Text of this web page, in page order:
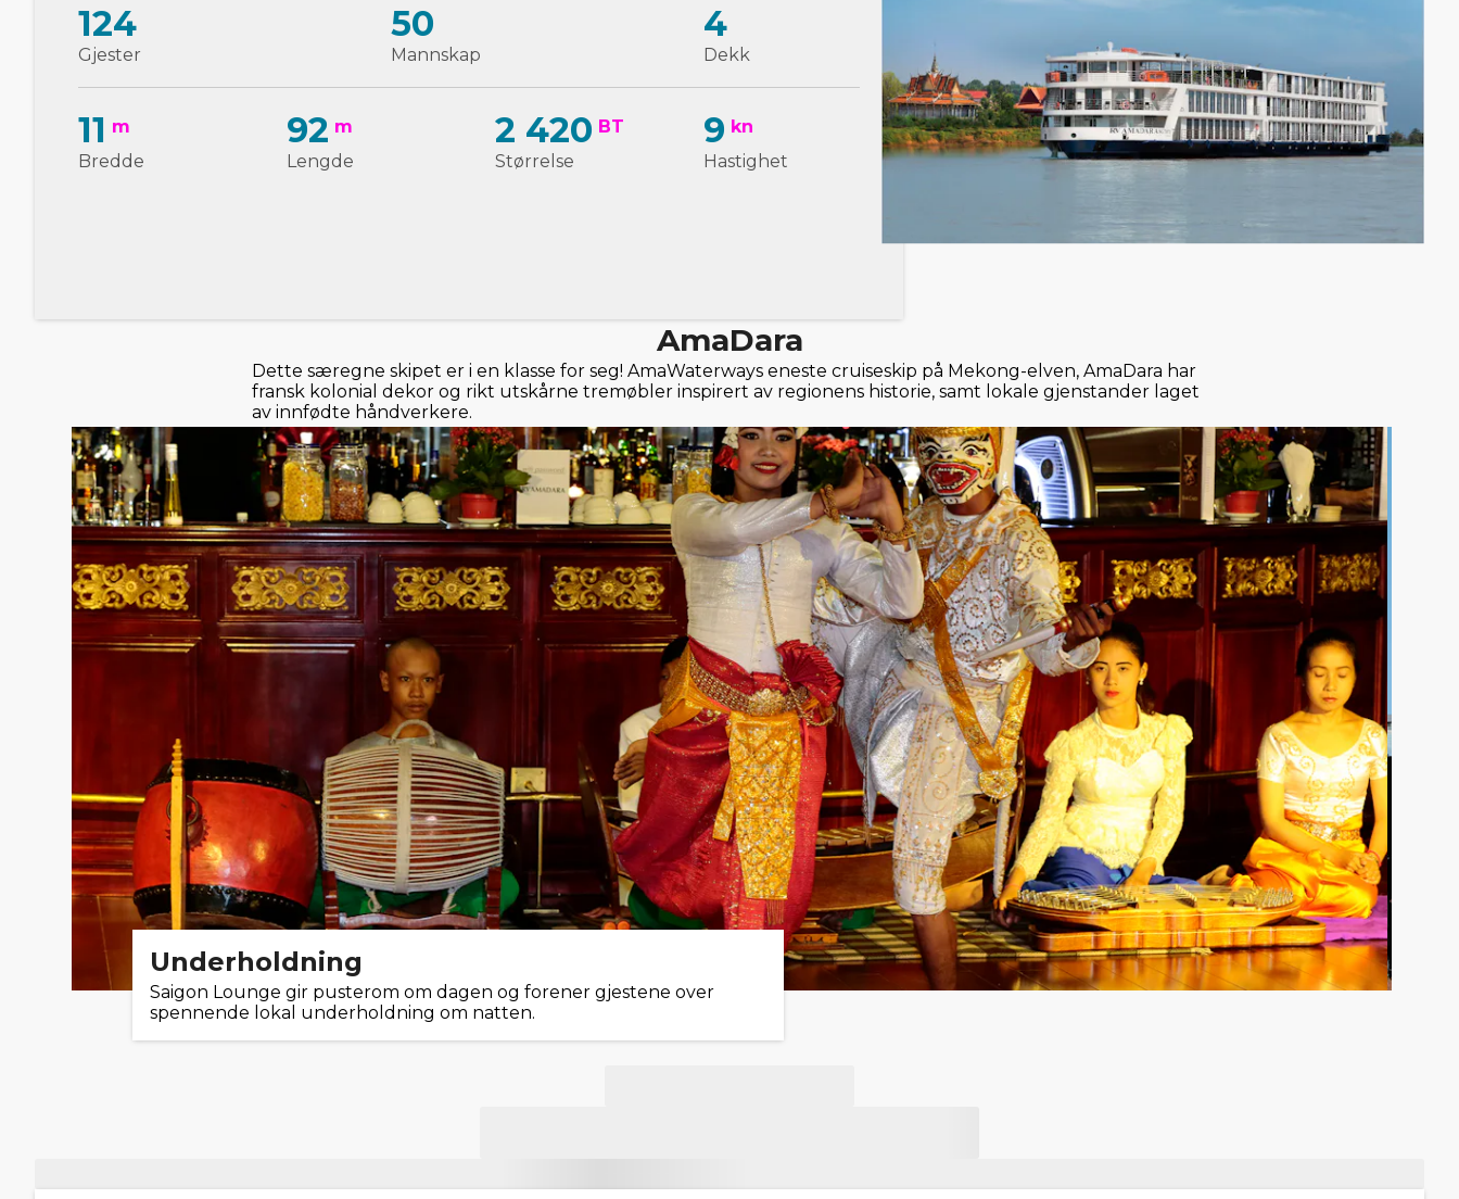
Gjester
124
Mannskap
50
Dekk
4
Bredde
11 m
Lengde
92 m
Størrelse
2 420 BT
Hastighet
9 kn
AmaDara
Dette særegne skipet er i en klasse for seg! AmaWaterways eneste cruiseskip på Mekong-elven, AmaDara har
fransk kolonial dekor og rikt utskårne tremøbler inspirert av regionens historie, samt lokale gjenstander laget
av innfødte håndverkere.
Underholdning
Saigon Lounge gir pusterom om dagen og forener gjestene over
spennende lokal underholdning om natten.